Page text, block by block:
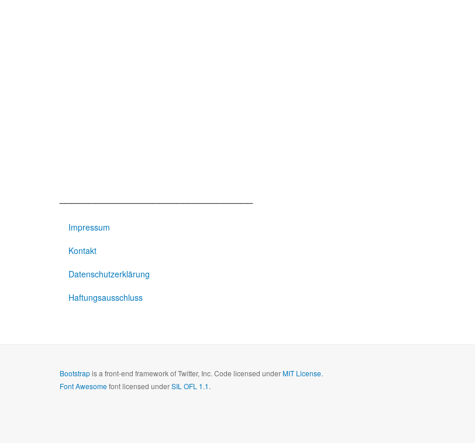
Impressum
Kontakt
Datenschutzerklärung
Haftungsausschluss
Bootstrapis a front-end framework of Twitter, Inc. Code licensed underMIT License.
Font Awesomefont licensed underSIL OFL 1.1.